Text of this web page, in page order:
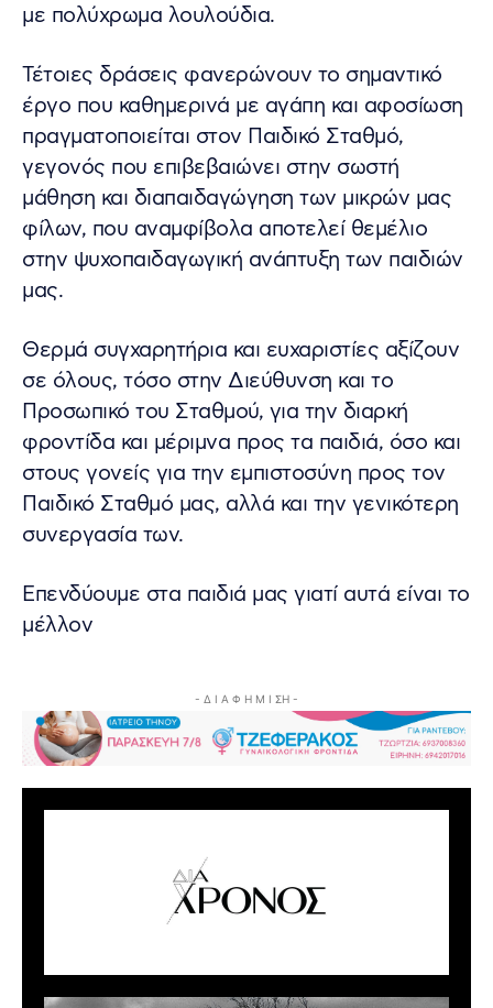
με πολύχρωμα λουλούδια.
Τέτοιες δράσεις φανερώνουν το σημαντικό
έργο που καθημερινά με αγάπη και αφοσίωση
πραγματοποιείται στον Παιδικό Σταθμό,
γεγονός που επιβεβαιώνει στην σωστή
μάθηση και διαπαιδαγώγηση των μικρών μας
φίλων, που αναμφίβολα αποτελεί θεμέλιο
στην ψυχοπαιδαγωγική ανάπτυξη των παιδιών
μας.
Θερμά συγχαρητήρια και ευχαριστίες αξίζουν
σε όλους, τόσο στην Διεύθυνση και το
Προσωπικό του Σταθμού, για την διαρκή
φροντίδα και μέριμνα προς τα παιδιά, όσο και
στους γονείς για την εμπιστοσύνη προς τον
Παιδικό Σταθμό μας, αλλά και την γενικότερη
συνεργασία των.
Επενδύουμε στα παιδιά μας γιατί αυτά είναι το
μέλλον
- Δ Ι Α Φ Η Μ Ι ΣΗ -